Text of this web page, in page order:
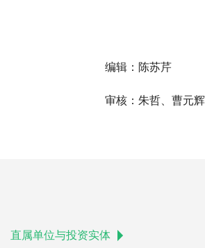
编辑：陈苏芹
审核：朱哲、曹元辉
直属单位与投资实体